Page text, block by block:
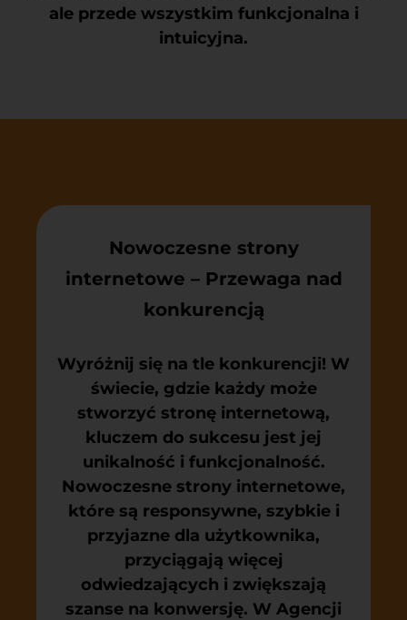
ale przede wszystkim funkcjonalna i
intuicyjna.
Nowoczesne strony
internetowe – Przewaga nad
konkurencją
Wyróżnij się na tle konkurencji! W
świecie, gdzie każdy może
stworzyć stronę internetową,
kluczem do sukcesu jest jej
unikalność i funkcjonalność.
Nowoczesne strony internetowe,
które są responsywne, szybkie i
przyjazne dla użytkownika,
przyciągają więcej
odwiedzających i zwiększają
szanse na konwersję. W Agencji